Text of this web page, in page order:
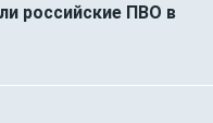
российские ПВО в